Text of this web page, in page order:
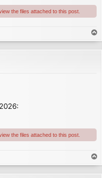
the files attached to this post.
o
p
the files attached to this post.
o
p